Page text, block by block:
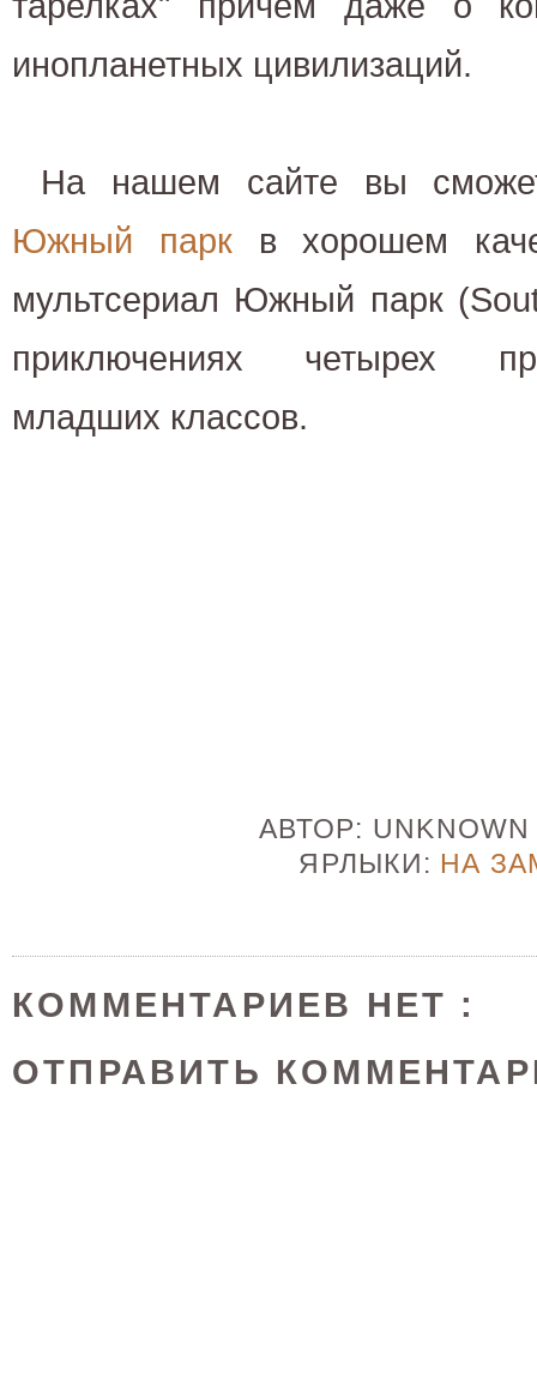
инопланетных цивилизаций.
На нашем сайте вы
Южный паркв хорошем
мультсериал Южный парк
приключениях четырех
младших классов.
АВТОР:
ЯРЛЫКИ: НА
КОММЕНТАРИЕВ НЕТ :
ОТПРАВИТЬ